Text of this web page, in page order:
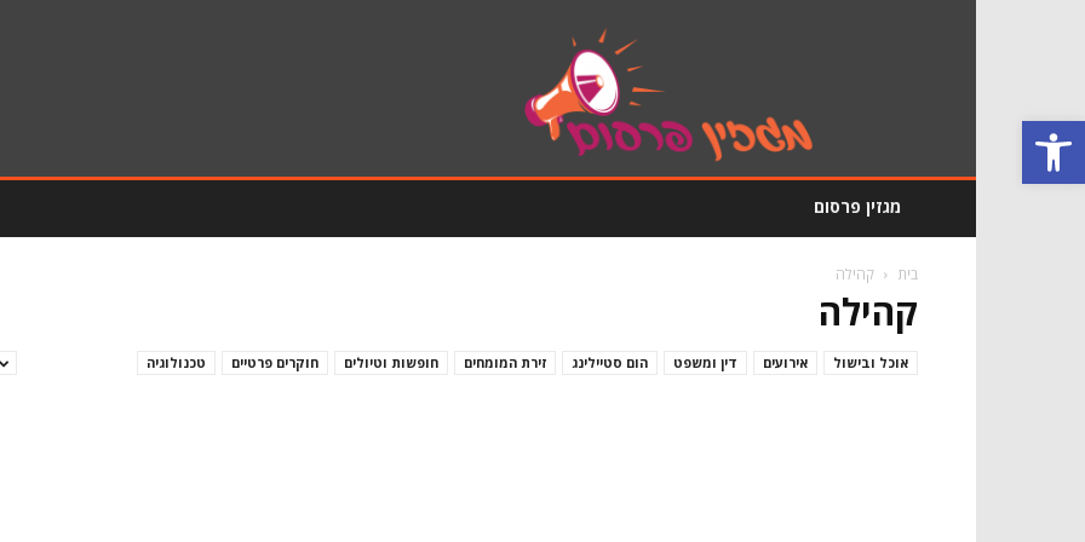
פתח סרגל נגישות
מגזין פרסום
בית קהילה
קהילה
אוכל ובישול אירועים דין ומשפט הום סטיילינג זירת המומחים חופשות וטיולים חוקרים פרטיים
טכנולוגיה